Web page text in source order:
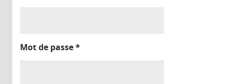
Mot de passe*